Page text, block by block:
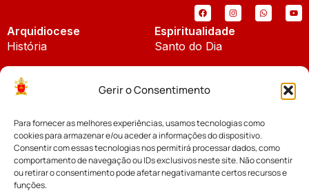
Gerir o Consentimento
Para fornecer as melhores experiências, usamos tecnologias como
cookies para armazenar e/ou aceder a informações do dispositivo.
Consentir com essas tecnologias nos permitirá processar dados, como
comportamento de navegação ou IDs exclusivos neste site. Não consentir
ou retirar o consentimento pode afetar negativamante certos recursos e
funções.
Arquidiocese
História
Padroeira
Espiritualidade
Santo do Dia
Notícias
Notícias da Arquidiocese
Notícias Cáritas
Cúria Diocesana
Fundo Diocesano